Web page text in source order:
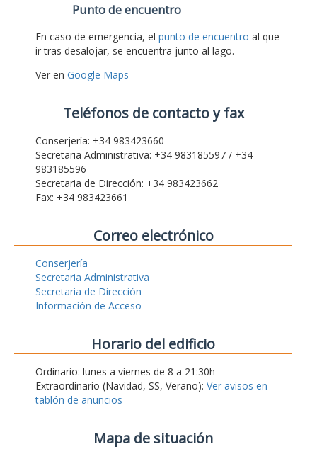
Punto de encuentro
En caso de emergencia, el punto de encuentro al que
ir tras desalojar, se encuentra junto al lago.
Ver en Google Maps
Teléfonos de contacto y fax
Conserjería: +34 983423660
Secretaria Administrativa: +34 983185597 / +34
983185596
Secretaria de Dirección: +34 983423662
Fax: +34 983423661
Correo electrónico
Conserjería
Secretaria Administrativa
Secretaria de Dirección
Información de Acceso
Horario del edificio
Ordinario: lunes a viernes de 8 a 21:30h
Extraordinario (Navidad, SS, Verano): Ver avisos en
tablón de anuncios
Mapa de situación